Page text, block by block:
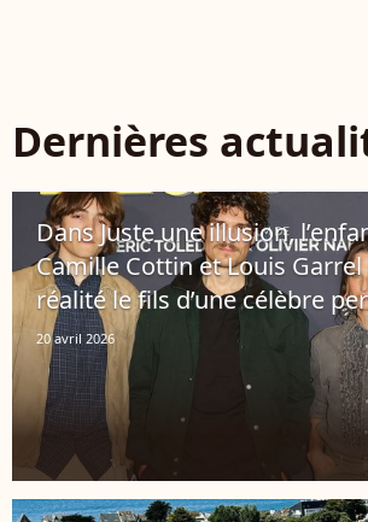
Dernières
Dans Juste une illusion,
Camille Cottin et Louis
réalité le fils d’une célèbre
20 avril 2026